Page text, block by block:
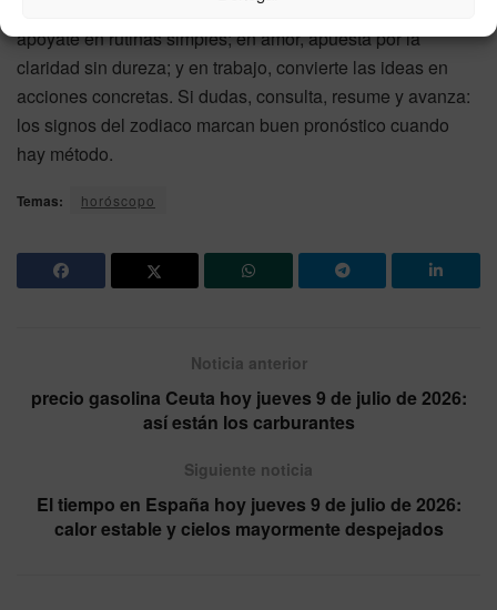
una sola prioridad y sostenerla con calma. En salud,
apóyate en rutinas simples; en amor, apuesta por la
claridad sin dureza; y en trabajo, convierte las ideas en
acciones concretas. Si dudas, consulta, resume y avanza:
los signos del zodiaco marcan buen pronóstico cuando
hay método.
Temas: horóscopo
Noticia anterior
precio gasolina Ceuta hoy jueves 9 de julio de 2026:
así están los carburantes
Siguiente noticia
El tiempo en España hoy jueves 9 de julio de 2026:
calor estable y cielos mayormente despejados